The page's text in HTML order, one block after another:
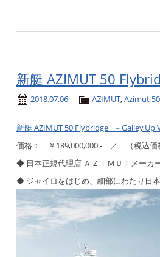
新艇 AZIMUT 50
2018.07.06 AZIMUT,Azimut 50
新艇 AZIMUT 50 Flybridge －Galley Up
価格： ￥189,000,000.- ／ （税込価
◆ 日本正規代理店 ＡＺＩＭＵＴメーカ
◆ ジャイロをはじめ、細部にわたり日